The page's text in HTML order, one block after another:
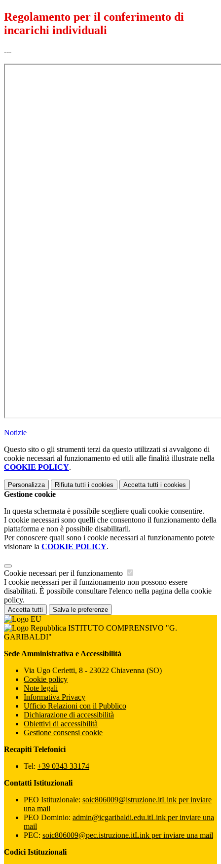
Regolamento per il conferimento di
incarichi individuali
---
Notizie
Questo sito o gli strumenti terzi da questo utilizzati si avvalgono di
cookie necessari al funzionamento ed utili alle finalità illustrate nella
COOKIE POLICY.
Personalizza Rifiuta tutti i cookies Accetta tutti i cookies
Gestione cookie
In questa schermata è possibile scegliere quali cookie consentire.
I cookie necessari sono quelli che consentono il funzionamento della
piattaforma e non è possibile disabilitarli.
Per conoscere quali sono i cookie necessari al funzionamento potete
visionare la COOKIE POLICY.
Cookie necessari per il funzionamento
I cookie necessari per il funzionamento non possono essere
disabilitati. È possibile consultare l'elenco nella pagina della cookie
policy.
Accetta tutti Salva le preferenze
ISTITUTO COMPRENSIVO "G.
GARIBALDI"
Sede Amministrativa e Accessibilità
Via Ugo Cerletti, 8 - 23022 Chiavenna (SO)
Cookie policy
Note legali
Informativa Privacy
Ufficio Relazioni con il Pubblico
Dichiarazione di accessibilità
Obiettivi di accessibilità
Gestione consensi cookie
Recapiti Telefonici
Tel: +39 0343 33174
Contatti Istituzionali
PEO Istituzionale: soic806009@istruzione.itLink per inviare
una mail
PEO Dominio: admin@icgaribaldi.edu.itLink per inviare una
mail
PEC: soic806009@pec.istruzione.itLink per inviare una mail
Codici Istituzionali